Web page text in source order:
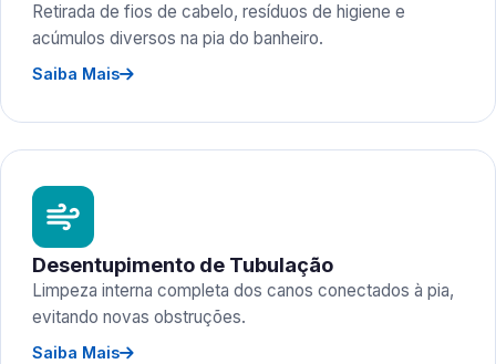
Retirada de fios de cabelo, resíduos de higiene e
acúmulos diversos na pia do banheiro.
Saiba Mais
Desentupimento de Tubulação
Limpeza interna completa dos canos conectados à pia,
evitando novas obstruções.
Saiba Mais